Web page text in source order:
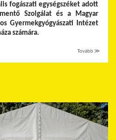
fogászati egységszéket adott
Szolgálat és a Magyar
Gyermekgyógyászati Intézet
számára.
Tovább ≫